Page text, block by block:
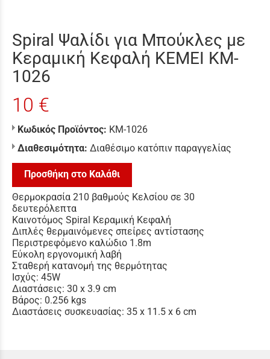
Spiral Ψαλίδι για Μπούκλες με
Κεραμική Κεφαλή KEMEI KM-
1026
10 €
Κωδικός Προϊόντος: ΚΜ-1026
Διαθεσιμότητα: Διαθέσιμο κατόπιν παραγγελίας
Προσθήκη στο Καλάθι
Θερμοκρασία 210 βαθμούς Κελσίου σε 30
δευτερόλεπτα
Καινοτόμος Spiral Κεραμική Κεφαλή
Διπλές θερμαινόμενες σπείρες αντίστασης
Περιστρεφόμενο καλώδιο 1.8m
Εύκολη εργονομική λαβή
Σταθερή κατανομή της θερμότητας
Ισχύς: 45W
Διαστάσεις: 30 x 3.9 cm
Βάρος: 0.256 kgs
Διαστάσεις συσκευασίας: 35 x 11.5 x 6 cm